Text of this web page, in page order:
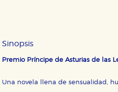
Sinopsis
Premio Príncipe de Asturias de las
Una novela llena de sensualidad,